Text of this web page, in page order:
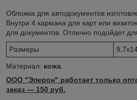
Обложка для автодокументов
Внутри 4 кармана для карт или
для документов. Отлично подойдет
Размеры
Материал: кожа
ООО "Эперон" работает только
заказ ― 150 руб.